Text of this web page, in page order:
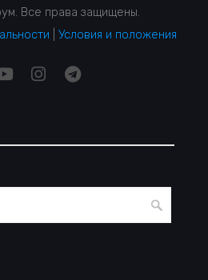
Все права защищены.
|Условия и положения